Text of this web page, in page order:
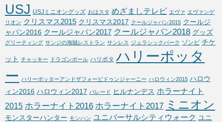
USJ USJミニオングッズ おはスタ めざましテレビ エヴァ エヴァンゲ
リオン クリスマス2015 クリスマス2017 クールジャパン2015 クールジ
ャパン2016 クールジャパン2017 クールジャパン2018 グッズ
グリーティング サンジの海賊レストラン サンレス ジュラシックパーク ゾンビ チケ
ット チャッキー ドラゴンボール ハリポタ ハリーポッタ
ー ハリーポッターアンドザフォービドゥンジャーニー ハロウィン2015 ハロウ
ィン2016 ハロウィン2017 パレード ヒルナンデス ホラーナイト
2015 ホラーナイト2016 ホラーナイト2017 ミニオン
モンスターハンター モンハン ユニバーサルシティウォーク ユニ